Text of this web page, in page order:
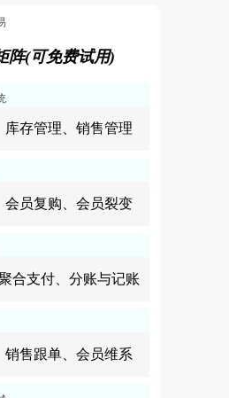
阵(可免费试用)
库存管理、销售管理
会员复购、会员裂变
合支付、分账与记账
销售跟单、会员维系